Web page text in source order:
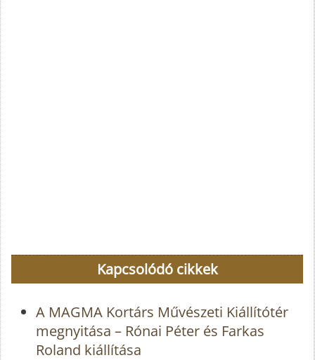
Kapcsolódó cikkek
A MAGMA Kortárs Művészeti Kiállítótér
megnyitása – Rónai Péter és Farkas
Roland kiállítása